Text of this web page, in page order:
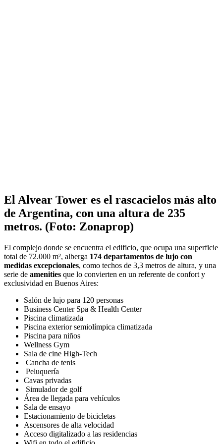
El Alvear Tower es el rascacielos más alto
de Argentina, con una altura de 235
metros. (Foto: Zonaprop)
El complejo donde se encuentra el edificio, que ocupa una superficie
total de 72.000 m², alberga 174 departamentos de lujo con
medidas excepcionales, como techos de 3,3 metros de altura, y una
serie de amenities que lo convierten en un referente de confort y
exclusividad en Buenos Aires:
Salón de lujo para 120 personas
Business Center Spa & Health Center
Piscina climatizada
Piscina exterior semiolímpica climatizada
Piscina para niños
Wellness Gym
Sala de cine High-Tech
Cancha de tenis
Peluquería
Cavas privadas
Simulador de golf
Área de llegada para vehículos
Sala de ensayo
Estacionamiento de bicicletas
Ascensores de alta velocidad
Acceso digitalizado a las residencias